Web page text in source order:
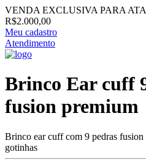
VENDA EXCLUSIVA PARA
R$2.000,00
Meu cadastro
Atendimento
Brinco Ear cuff
fusion premium
Brinco ear cuff com 9 pedras
gotinhas